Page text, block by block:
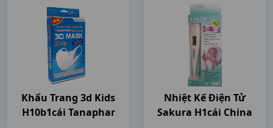
Khẩu Trang 3d Kids
H10b1cái Tanaphar
Nhiệt Kế Điện Tử
Sakura H1cái China